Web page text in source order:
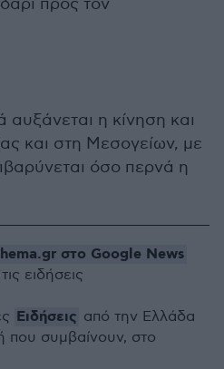
προς τον
η κίνηση και
και στη Μεσογείων, με
όσο περνά η
στο Google News
ειδήσεις
Ειδήσεις από την Ελλάδα
που συμβαίνουν, στο